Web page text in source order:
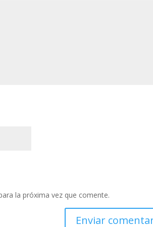
la próxima vez que comente.